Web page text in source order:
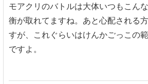
モアクリのバトルは大体いつもこん
衡が取れてますね。あと心配される
すが、これぐらいはけんかごっこの
ですよ。